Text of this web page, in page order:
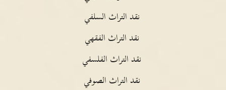
نقد التراث السلفي
نقد التراث الفقهي
نقد التراث الفلسفي
نقد التراث الصوفي